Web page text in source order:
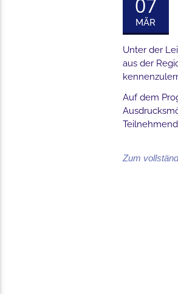
MÄR
Unter der
aus der
Auf dem
Zum